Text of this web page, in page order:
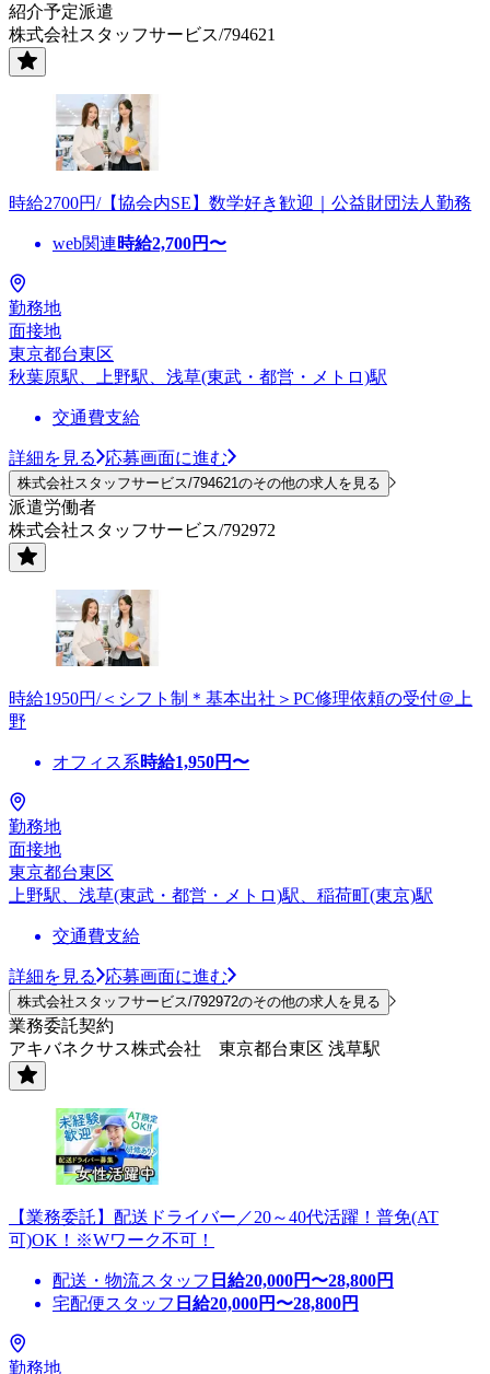
紹介予定派遣
株式会社スタッフサービス/794621
時給2700円/【協会内SE】数学好き歓迎｜公益財団法人勤務
web関連時給2,700円〜
勤務地
面接地
東京都台東区
秋葉原駅、上野駅、浅草(東武・都営・メトロ)駅
交通費支給
詳細を見る 応募画面に進む
株式会社スタッフサービス/794621のその他の求人を見る
派遣労働者
株式会社スタッフサービス/792972
時給1950円/＜シフト制＊基本出社＞PC修理依頼の受付＠上
野
オフィス系時給1,950円〜
勤務地
面接地
東京都台東区
上野駅、浅草(東武・都営・メトロ)駅、稲荷町(東京)駅
交通費支給
詳細を見る 応募画面に進む
株式会社スタッフサービス/792972のその他の求人を見る
業務委託契約
アキバネクサス株式会社 東京都台東区 浅草駅
【業務委託】配送ドライバー／20～40代活躍！普免(AT
可)OK！※Wワーク不可！
配送・物流スタッフ 日給20,000円〜28,800円
宅配便スタッフ 日給20,000円〜28,800円
勤務地